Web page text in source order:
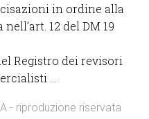
in ordine alla
12 del DM 19
Registro dei revisori
...
- riproduzione riservata